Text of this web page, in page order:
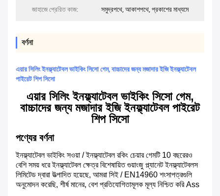
জাহাজে প্রেরিত কাজ: সমুদ্রপথে, আকাশপথে, প্রকাশের মাধ্যমে
বর্ণনা
এয়ার সিলিং ইনফ্ল্যাটেবল ভাইকিং সিসো গেম, বাচ্চাদের জন্য মজাদার ইজি ইনফ্ল্যাটেবল
পাইরেট শিপ সিসো
এয়ার সিলিং ইনফ্ল্যাটেবল ভাইকিং সিসো গেম,
বাচ্চাদের জন্য মজাদার ইজি ইনফ্ল্যাটেবল পাইরেট
শিপ সিসো
পণ্যের বর্ণনা
ইনফ্ল্যাটেবল ভাইকিং সওয়া / ইনফ্ল্যাটেবল রকিং চেয়ার গেমটি 10 ​​বছরেরও
বেশি সময় ধরে ইনফ্ল্যাটেবল ক্ষেত্র বিশেষায়িত গুয়াংজু প্ল্যানেট ইনফ্ল্যাটেবলস
লিমিটেড দ্বারা উত্পাদিত হয়েছে, আমরা সিই / EN14960 শংসাপত্রগুলি
অনুমোদন করেছি, শীর্ষ মানের, বেশ প্রতিযোগিতামূলক মূল্য নিশ্চিত করি Ass